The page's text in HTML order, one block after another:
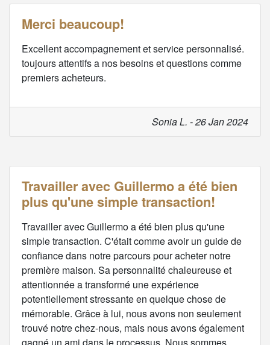
Merci beaucoup!
Excellent accompagnement et service personnalisé.
toujours attentifs a nos besoins et questions comme
premiers acheteurs.
Sonia L. - 26 Jan 2024
Travailler avec Guillermo a été bien
plus qu'une simple transaction!
Travailler avec Guillermo a été bien plus qu'une
simple transaction. C'était comme avoir un guide de
confiance dans notre parcours pour acheter notre
première maison. Sa personnalité chaleureuse et
attentionnée a transformé une expérience
potentiellement stressante en quelque chose de
mémorable. Grâce à lui, nous avons non seulement
trouvé notre chez-nous, mais nous avons également
gagné un ami dans le processus. Nous sommes